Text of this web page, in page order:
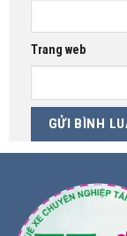
Trang web